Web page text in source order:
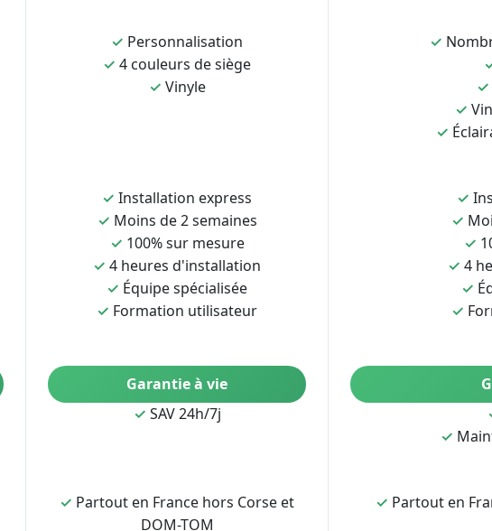
✓ Personnalisation
✓ 4 couleurs de siège
✓ Vinyle
✓
✓
✓
✓
✓ Installation express
✓ Moins de 2 semaines
✓ 100% sur mesure
✓ 4 heures d'installation
✓ Équipe spécialisée
✓ Formation utilisateur
✓
✓
✓
✓ 4
✓
✓
Garantie à vie
✓ SAV 24h/7j
✓
✓ Partout en France hors Corse et
DOM-TOM
✓ Partout en